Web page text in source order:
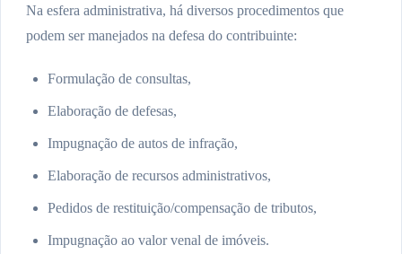
Na esfera administrativa, há diversos procedimentos que
podem ser manejados na defesa do contribuinte:
Formulação de consultas,
Elaboração de defesas,
Impugnação de autos de infração,
Elaboração de recursos administrativos,
Pedidos de restituição/compensação de tributos,
Impugnação ao valor venal de imóveis.